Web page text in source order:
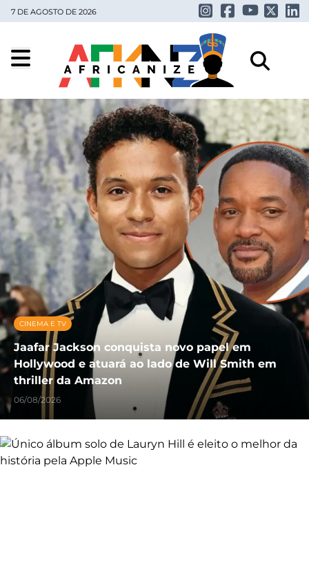
7 DE AGOSTO DE 2026
CINEMA E TV
Jaafar Jackson conquista novo papel em
Hollywood e atuará ao lado de Will Smith em
thriller da Amazon
06/08/2026